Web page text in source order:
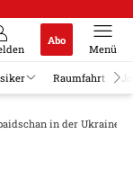
Abo
Menü
Raumfahrt
in der Ukraine